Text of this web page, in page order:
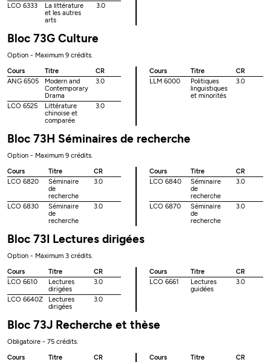
LCO 6333
La littérature
et les autres
arts
3.0
Bloc 73G Culture
Option - Maximum 9 crédits.
Cours
Titre
CR
ANG 6505
Modern and
Contemporary
Drama
3.0
LCO 6525
Littérature
chinoise et
comparée
3.0
Cours Titre
CR
LLM 6000
Politiques
linguistiques
et minorités
3.0
Bloc 73H Séminaires de recherche
Option - Maximum 9 crédits.
Cours
Titre
CR
LCO 6820
Séminaire
de
recherche
3.0
LCO 6830
Séminaire
de
recherche
3.0
Cours Titre
CR
LCO 6840
Séminaire
de
recherche
3.0
LCO 6870
Séminaire
de
recherche
3.0
Bloc 73I Lectures dirigées
Option - Maximum 3 crédits.
Cours
Titre
CR
LCO 6610
Lectures
dirigées
3.0
LCO 6640Z
Lectures
dirigées
3.0
Cours Titre
CR
LCO 6661
Lectures
guidées
3.0
Bloc 73J Recherche et thèse
Obligatoire - 75 crédits.
Cours
Titre
CR
Cours Titre
CR